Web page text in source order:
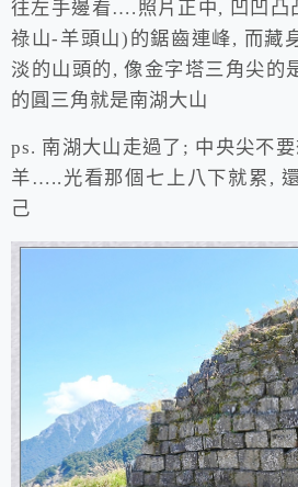
往左手邊看….照片正中, 凹凹凸
祿山-羊頭山)的鋸齒連峰, 而藏
淡的山頭的, 像金字塔三角尖的
的圓三角就是南湖大山
ps. 南湖大山走過了; 中央尖不
羊…..光看那個七上八下就累,
己